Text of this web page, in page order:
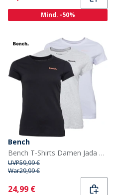
Mind. -50%
Bench
Bench T-Shirts Damen Jada Drei Pack Schwarz / Grau Melange / Weiß
UVP59,99 €
War29,99 €
Current
24,99 €